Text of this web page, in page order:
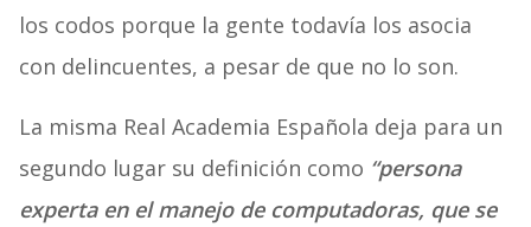
los codos porque la gente todavía los asocia
con delincuentes, a pesar de que no lo son.
La misma Real Academia Española deja para un
segundo lugar su definición como “persona
experta en el manejo de computadoras, que se